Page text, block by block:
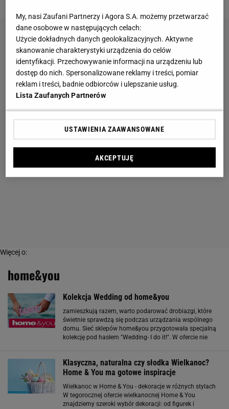
Więcej o:
home&you
Kolekcja Wedding od home&you
zamieszkują razem, warto podarować drobiazgi, które
świetnie sprawdzą się podczas urządzania wspólnego
domu. Sieć sklepów home&you przygotowała specjalną
kolekcję pod hasłem "Wedding- I do it!". W ofercie nie
Klasyczna, naturalna czy słodka Wielkanoc?
Home & You ma gotowe inspiracje
Wielkanoc w Home & You - dekoracje w różnych stylach
W tegorocznej ofercie wielkanocnej Home & You
znajdziemy szeroki wybór dekoracji: od figurek i
My, nasi Zaufani Partnerzy i Agora S.A. możemy przetwarzać
dane osobowe w następujących celach:
Użycie dokładnych danych geolokalizacyjnych. Aktywne
skanowanie charakterystyki urządzenia do celów
identyfikacji. Przechowywanie informacji na urządzeniu lub
dostęp do nich. Spersonalizowane reklamy i treści, pomiar
reklam i treści, badnie odbiorców i ulepszanie usług.
Lista Zaufanych Partnerów
USTAWIENIA ZAAWANSOWANE
AKCEPTUJĘ